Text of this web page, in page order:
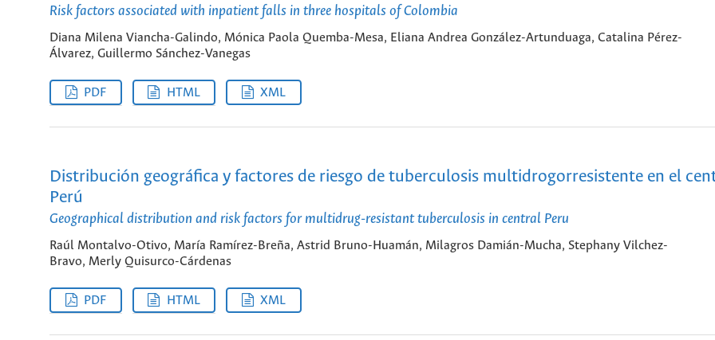
Risk factors associated with inpatient falls in three hospitals of Colombia
Diana Milena Viancha-Galindo, Mónica Paola Quemba-Mesa, Eliana Andrea González-Artunduaga, Catalina Pérez-
Álvarez, Guillermo Sánchez-Vanegas
PDF HTML XML
Distribución geográfica y factores de riesgo de tuberculosis multidrogorresistente en el
Perú
Geographical distribution and risk factors for multidrug-resistant tuberculosis in central Peru
Raúl Montalvo-Otivo, María Ramírez-Breña, Astrid Bruno-Huamán, Milagros Damián-Mucha, Stephany Vilchez-
Bravo, Merly Quisurco-Cárdenas
PDF HTML XML